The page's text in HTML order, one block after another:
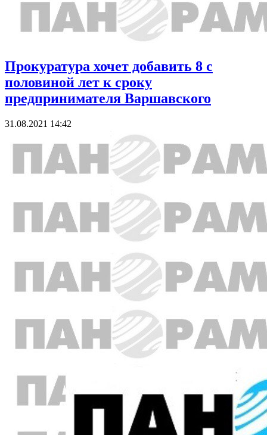
Прокуратура хочет добавить 8 с
половиной лет к сроку
предпринимателя Варшавского
31.08.2021 14:42